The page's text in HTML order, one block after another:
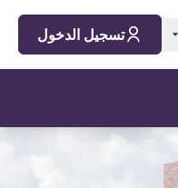
تسجيل الدخول